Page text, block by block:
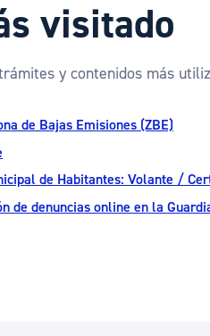
visitado
y contenidos más
de Bajas Emisiones (ZBE)
de Habitantes: Volante /
de denuncias online en la